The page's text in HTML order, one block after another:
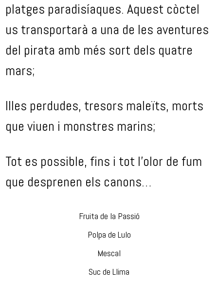
platges paradisíaques. Aquest còctel
us transportarà a una de les aventures
del pirata amb més sort dels quatre
mars;
Illes perdudes, tresors maleïts, morts
que viuen i monstres marins;
Tot es possible, fins i tot l’olor de fum
que desprenen els canons…
Fruita de la Passió
Polpa de Lulo
Mescal
Suc de Llima